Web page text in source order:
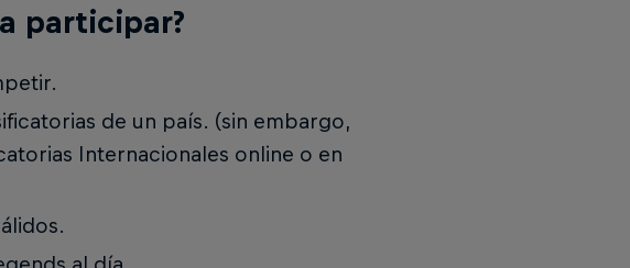
participar?
de un país. (sin embargo,
Internacionales online o en